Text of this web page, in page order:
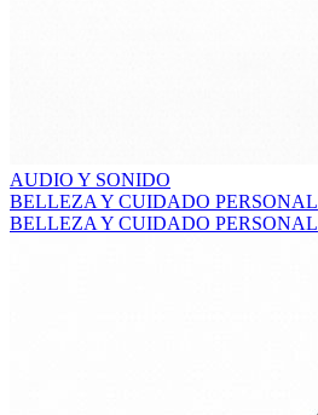
AUDIO Y SONIDO
BELLEZA Y CUIDADO PERSONAL
BELLEZA Y CUIDADO PERSONAL